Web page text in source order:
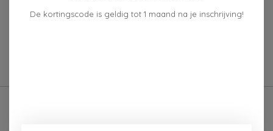
KLEIR KLEIR TRUI
KLEIR T-SHIRT
De kortingscode is geldig tot 1 maand na je inschrijving!